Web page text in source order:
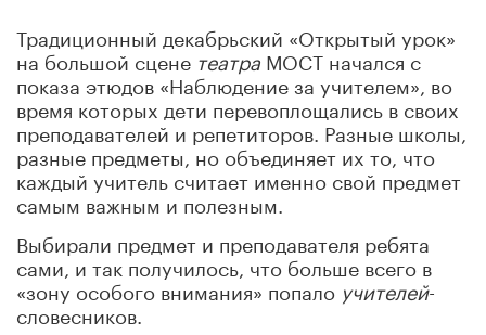
Традиционный декабрьский «Открытый урок»
на большой сцене театра МОСТ начался с
показа этюдов «Наблюдение за учителем», во
время которых дети перевоплощались в своих
преподавателей и репетиторов. Разные школы,
разные предметы, но объединяет их то, что
каждый учитель считает именно свой предмет
самым важным и полезным.
Выбирали предмет и преподавателя ребята
сами, и так получилось, что больше всего в
«зону особого внимания» попало учителей-
словесников.